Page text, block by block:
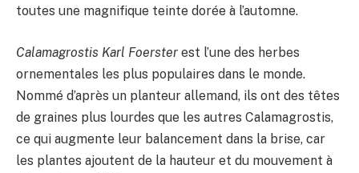
toutes une magnifique teinte dorée à l’automne.
Calamagrostis Karl Foerster est l’une des herbes
ornementales les plus populaires dans le monde.
Nommé d’après un planteur allemand, ils ont des têtes
de graines plus lourdes que les autres Calamagrostis,
ce qui augmente leur balancement dans la brise, car
les plantes ajoutent de la hauteur et du mouvement à